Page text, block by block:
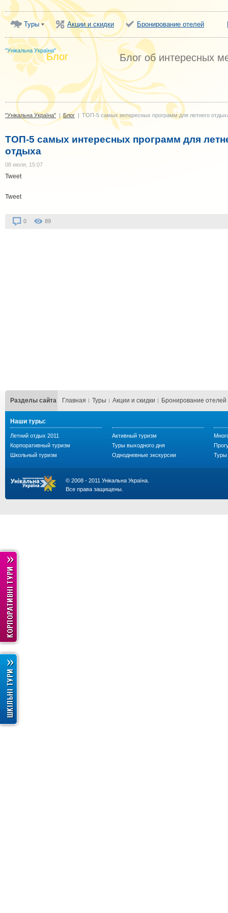
Туры Акции и скидки Бронирование отелей
"Унікальна Україна"
Блог Блог об интересных
"Унікальна Україна" | Блог | ТОП-5 самых интересных программ для летнего
ТОП-5 самых интересных программ для
отдыха
08 июля, 15:07
Tweet
Tweet
0 89
Разделы сайта Главная Туры Акции и скидки Бронирование отелей
Наши туры:
Летний отдых 2011
Корпоративный туризм
Школьный туризм
Активный туризм
Туры выходного дня
Однодневные экскурсии
Туры
© 2008 - 2011 Унікальна Україна.
Все права защищены.